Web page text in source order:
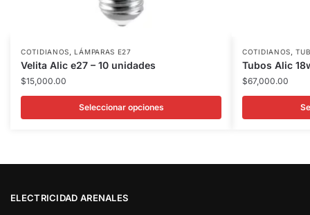
COTIDIANOS ,LÁMPARAS E27
Velita Alic e27 – 10 unidades
$15,000.00
Seleccionar opciones
COTIDIANOS ,
Tubos Alic
$67,000.00
ELECTRICIDAD ARENALES